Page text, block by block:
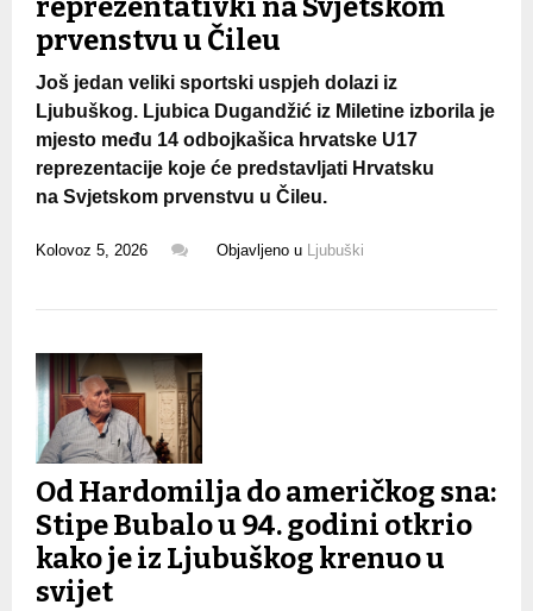
reprezentativki na Svjetskom
prvenstvu u Čileu
Još jedan veliki sportski uspjeh dolazi iz
Ljubuškog. Ljubica Dugandžić iz Miletine izborila je
mjesto među 14 odbojkašica hrvatske U17
reprezentacije koje će predstavljati Hrvatsku
na Svjetskom prvenstvu u Čileu.
Kolovoz 5, 2026 Objavljeno u Ljubuški
Od Hardomilja do američkog sna:
Stipe Bubalo u 94. godini otkrio
kako je iz Ljubuškog krenuo u
svijet